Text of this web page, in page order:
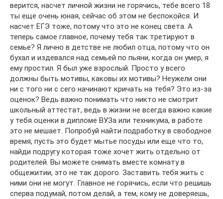
верится, насчет личной жизни не горячись, тебе всего 18
ты еще очень юная, сейчас об этом не беспокойся. И
насчет ЕГЭ тоже, потому что это не конец света. А
теперь самое главное, почему тебя так третируют в
семье? Я лично в детстве не любил отца, потому что он
бухал и издевался над семьей по пьяни, когда он умер, я
ему простил. Я был уже взрослый. Просто у всего
должны быть мотивы, каковы их мотивы? Неужели они
ни с того ни с сего начинают кричать на тебя? Это из-за
оценок? Ведь важно понимать что никто не смотрит
школьный аттестат, ведь в жизни не всегда важно какие
у тебя оценки в дипломе ВУЗа или техникума, в работе
это не мешает. Попробуй найти подработку в свободное
время, пусть это будет мытье посуды или еще что то,
найди подругу которая тоже хочет жить отдельно от
родителей. Вы можете снимать вместе комнату в
общежитии, это не так дорого. Заставить тебя жить с
ними они не могут. Главное не горячись, если что решишь
сперва подумай, потом делай, а тем, кому не доверяешь,